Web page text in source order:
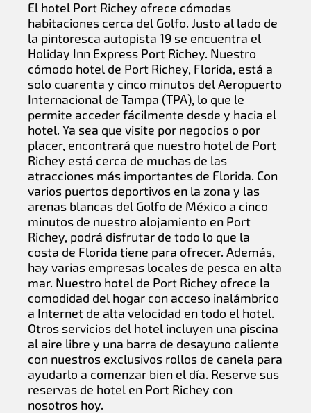
El hotel Port Richey ofrece cómodas
habitaciones cerca del Golfo. Justo al lado de
la pintoresca autopista 19 se encuentra el
Holiday Inn Express Port Richey. Nuestro
cómodo hotel de Port Richey, Florida, está a
solo cuarenta y cinco minutos del Aeropuerto
Internacional de Tampa (TPA), lo que le
permite acceder fácilmente desde y hacia el
hotel. Ya sea que visite por negocios o por
placer, encontrará que nuestro hotel de Port
Richey está cerca de muchas de las
atracciones más importantes de Florida. Con
varios puertos deportivos en la zona y las
arenas blancas del Golfo de México a cinco
minutos de nuestro alojamiento en Port
Richey, podrá disfrutar de todo lo que la
costa de Florida tiene para ofrecer. Además,
hay varias empresas locales de pesca en alta
mar. Nuestro hotel de Port Richey ofrece la
comodidad del hogar con acceso inalámbrico
a Internet de alta velocidad en todo el hotel.
Otros servicios del hotel incluyen una piscina
al aire libre y una barra de desayuno caliente
con nuestros exclusivos rollos de canela para
ayudarlo a comenzar bien el día. Reserve sus
reservas de hotel en Port Richey con
nosotros hoy.